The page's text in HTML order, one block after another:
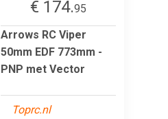
€ 174.95
Arrows RC Viper
50mm EDF 773mm -
PNP met Vector
Toprc.nl